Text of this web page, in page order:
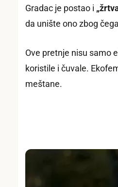
Gradac je postao i
da unište ono zbog
Ove pretnje nisu samo
koristile i čuvale.
meštane.